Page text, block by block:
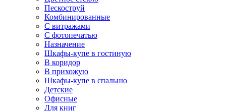
Пескоструй
Комбинированные
С витражами
С фотопечатью
Назначение
Шкафы-купе в гостиную
В коридор
В прихожую
Шкафы-купе в спальню
Детские
Офисные
Для книг